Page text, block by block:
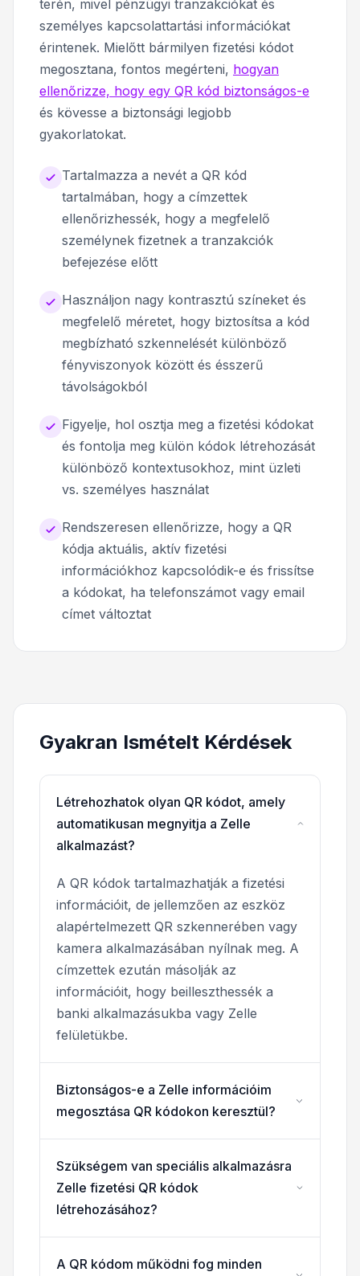
terén, mivel pénzügyi tranzakciókat és
személyes kapcsolattartási információkat
érintenek. Mielőtt bármilyen fizetési kódot
megosztana, fontos megérteni, hogyan
ellenőrizze, hogy egy QR kód biztonságos-e
és kövesse a biztonsági legjobb
gyakorlatokat.
Tartalmazza a nevét a QR kód
tartalmában, hogy a címzettek
ellenőrizhessék, hogy a megfelelő
személynek fizetnek a tranzakciók
befejezése előtt
Használjon nagy kontrasztú színeket és
megfelelő méretet, hogy biztosítsa a kód
megbízható szkennelését különböző
fényviszonyok között és ésszerű
távolságokból
Figyelje, hol osztja meg a fizetési kódokat
és fontolja meg külön kódok létrehozását
különböző kontextusokhoz, mint üzleti
vs. személyes használat
Rendszeresen ellenőrizze, hogy a QR
kódja aktuális, aktív fizetési
információkhoz kapcsolódik-e és frissítse
a kódokat, ha telefonszámot vagy email
címet változtat
Gyakran Ismételt Kérdések
Létrehozhatok olyan QR kódot, amely
automatikusan megnyitja a Zelle
alkalmazást?
A QR kódok tartalmazhatják a fizetési
információit, de jellemzően az eszköz
alapértelmezett QR szkennerében vagy
kamera alkalmazásában nyílnak meg. A
címzettek ezután másolják az
információit, hogy beilleszthessék a
banki alkalmazásukba vagy Zelle
felületükbe.
Biztonságos-e a Zelle információim
megosztása QR kódokon keresztül?
Szükségem van speciális alkalmazásra
Zelle fizetési QR kódok
létrehozásához?
A QR kódom működni fog minden